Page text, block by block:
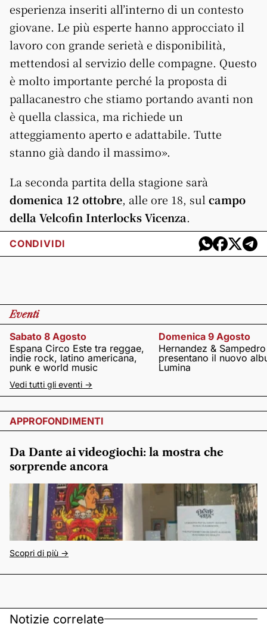
esperienza inseriti all’interno di un contesto
giovane. Le più esperte hanno approcciato il
lavoro con grande serietà e disponibilità,
mettendosi al servizio delle compagne. Questo
è molto importante perché la proposta di
pallacanestro che stiamo portando avanti non
è quella classica, ma richiede un
atteggiamento aperto e adattabile. Tutte
stanno già dando il massimo».
La seconda partita della stagione sarà
domenica 12 ottobre, alle ore 18, sul campo
della Velcofin Interlocks Vicenza.
CONDIVIDI
Eventi
Sabato 8 Agosto
Espana Circo Este tra reggae,
indie rock, latino americana,
punk e world music
Domenica 9 Agosto
Hernandez & Sampedro
presentano il nuovo
Lumina
Vedi tutti gli eventi ->
APPROFONDIMENTI
Da Dante ai videogiochi: la mostra che
sorprende ancora
Scopri di più ->
Notizie correlate